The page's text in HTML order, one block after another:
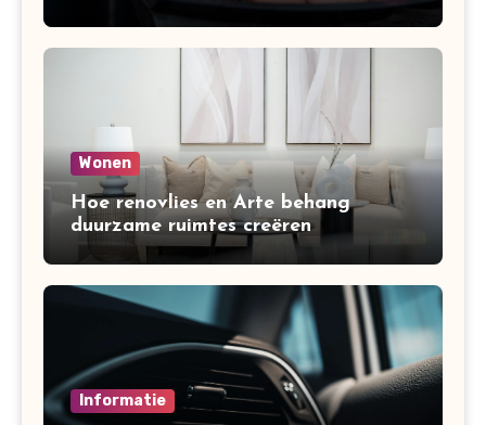
Wonen
Hoe renovlies en Arte behang
duurzame ruimtes creëren
Informatie